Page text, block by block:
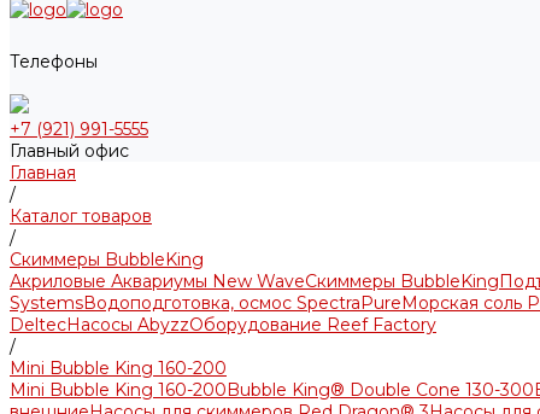
Телефоны
+7 (921) 991-5555
Главный офис
Главная
/
Каталог товаров
/
Скиммеры BubbleKing
Акриловые Аквариумы New WaveСкиммеры BubbleKing
SystemsВодоподготовка, осмос SpectraPureМорская соль
DeltecНасосы AbyzzОборудование Reef Factory
/
Mini Bubble King 160-200
Mini Bubble King 160-200Bubble King® Double Cone 130-300